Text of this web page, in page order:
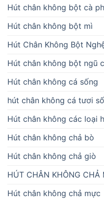
Hút chân không bột cà
Hút chân không bột mì
Hút Chân Không Bột
Hút chân không bột ngũ
Hút chân không cá sống
hút chân không cá tươi
Hút chân không các loại
Hút chân không chả bò
Hút chân không chả giò
HÚT CHÂN KHÔNG CHẢ
Hút chân không chả mực